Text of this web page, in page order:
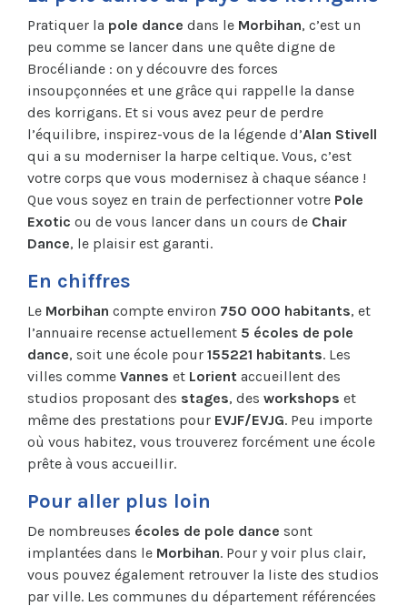
Pratiquer la pole dance dans le Morbihan, c’est un
peu comme se lancer dans une quête digne de
Brocéliande : on y découvre des forces
insoupçonnées et une grâce qui rappelle la danse
des korrigans. Et si vous avez peur de perdre
l’équilibre, inspirez-vous de la légende d’Alan Stivell
qui a su moderniser la harpe celtique. Vous, c’est
votre corps que vous modernisez à chaque séance !
Que vous soyez en train de perfectionner votre Pole
Exotic ou de vous lancer dans un cours de Chair
Dance, le plaisir est garanti.
En chiffres
Le Morbihan compte environ 750 000 habitants, et
l’annuaire recense actuellement 5 écoles de pole
dance, soit une école pour 155221 habitants. Les
villes comme Vannes et Lorient accueillent des
studios proposant des stages, des workshops et
même des prestations pour EVJF/EVJG. Peu importe
où vous habitez, vous trouverez forcément une école
prête à vous accueillir.
Pour aller plus loin
De nombreuses écoles de pole dance sont
implantées dans le Morbihan. Pour y voir plus clair,
vous pouvez également retrouver la liste des studios
par ville. Les communes du département référencées